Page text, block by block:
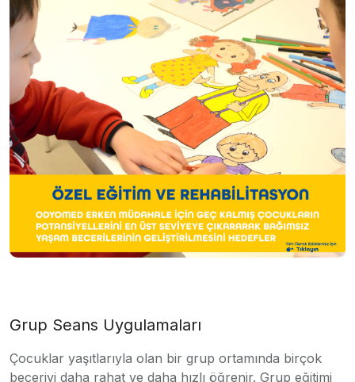
Grup Seans Uygulamaları
Çocuklar yaşıtlarıyla olan bir grup ortamında birçok
beceriyi daha rahat ve daha hızlı öğrenir. Grup eğitimi